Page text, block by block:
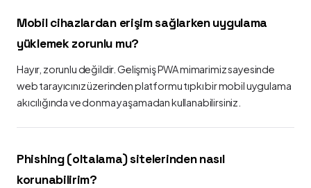
Mobil cihazlardan erişim sağlarken uygulama
yüklemek zorunlu mu?
Hayır, zorunlu değildir. Gelişmiş PWA mimarimiz sayesinde
web tarayıcınız üzerinden platformu tıpkı bir mobil uygulama
akıcılığında ve donma yaşamadan kullanabilirsiniz.
Phishing (oltalama) sitelerinden nasıl
korunabilirim?